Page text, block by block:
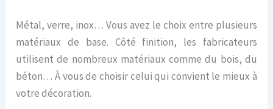
Métal, verre, inox… Vous avez le choix entre plusieurs
matériaux de base. Côté finition, les fabricateurs
utilisent de nombreux matériaux comme du bois, du
béton… À vous de choisir celui qui convient le mieux à
votre décoration.